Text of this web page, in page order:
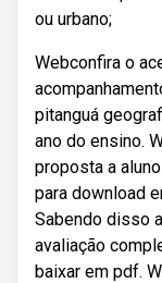
ou urbano;
Webconfira o
pitanguá
ano do ensino.
proposta a
para download
Sabendo disso
avaliação
baixar em pdf.